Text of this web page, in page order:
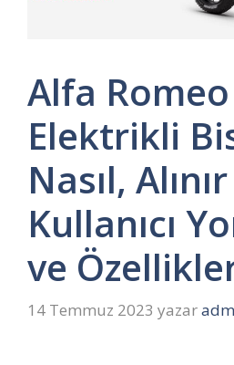
Alfa Romeo
Elektrikli
Nasıl,
Kullanıcı
ve
14 Temmuz 2023 yazar